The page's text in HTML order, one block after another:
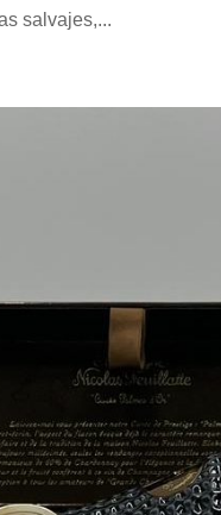
salvajes,...